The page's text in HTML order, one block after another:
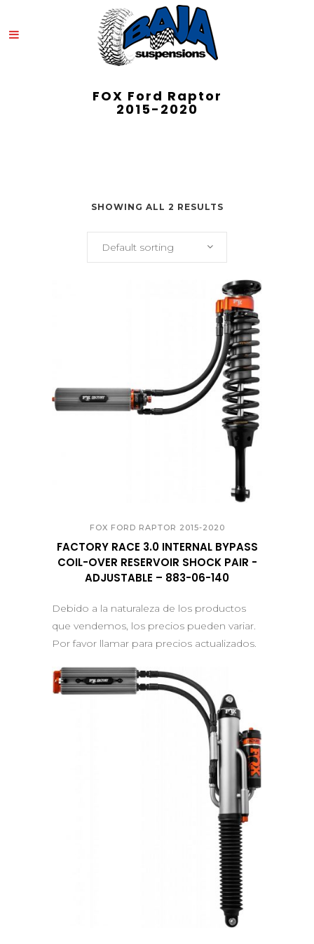
FOX Ford Raptor
2015-2020
SHOWING ALL 2 RESULTS
Default sorting
FOX FORD RAPTOR 2015-2020
FACTORY RACE 3.0 INTERNAL BYPASS
COIL-OVER RESERVOIR SHOCK PAIR -
ADJUSTABLE – 883-06-140
Debido a la naturaleza de los productos
que vendemos, los precios pueden variar.
Por favor llamar para precios actualizados.